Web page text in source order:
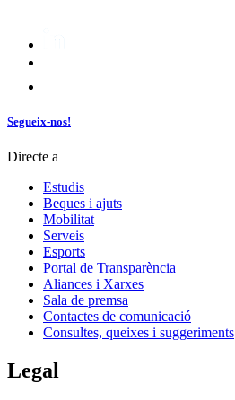
Segueix-nos!
Directe a
Estudis
Beques i ajuts
Mobilitat
Serveis
Esports
Portal de Transparència
Aliances i Xarxes
Sala de premsa
Contactes de comunicació
Consultes, queixes i suggeriments
Legal